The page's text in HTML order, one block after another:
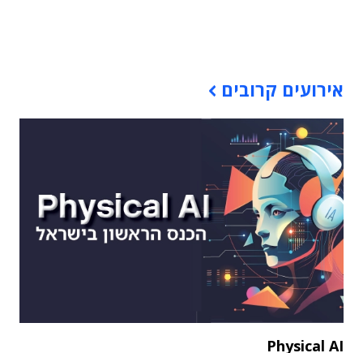
אירועים קרובים
Physical AI